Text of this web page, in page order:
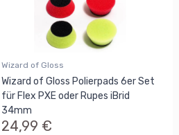
Wizard of Gloss
Wizard of Gloss Polierpads 6er Set
für Flex PXE oder Rupes iBrid
34mm
24,99 €